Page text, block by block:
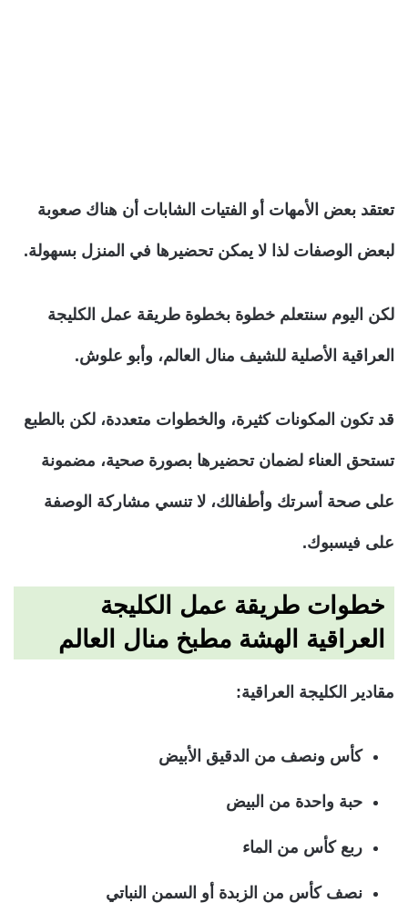
تعتقد بعض الأمهات أو الفتيات الشابات أن هناك صعوبة
لبعض الوصفات لذا لا يمكن تحضيرها في المنزل بسهولة.
لكن اليوم سنتعلم خطوة بخطوة طريقة عمل الكليجة
العراقية الأصلية للشيف منال العالم، وأبو علوش.
قد تكون المكونات كثيرة، والخطوات متعددة، لكن بالطبع
تستحق العناء لضمان تحضيرها بصورة صحية، مضمونة
على صحة أسرتك وأطفالك، لا تنسي مشاركة الوصفة
على فيسبوك.
خطوات طريقة عمل الكليجة
العراقية الهشة مطبخ منال العالم
مقادير الكليجة العراقية:
كأس ونصف من الدقيق الأبيض
حبة واحدة من البيض
ربع كأس من الماء
نصف كأس من الزبدة أو السمن النباتي